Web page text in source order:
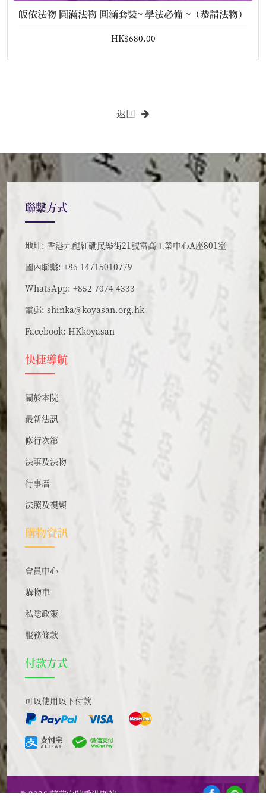
皈依法物 圓滿法物 圓滿套裝~ 學法必備 ~（恭請法物）
HK$680.00
返回
聯繫方式
地址: 香港九龍紅磡民樂街21號富高工業中心A座801室
國內聯繫: +86 14715010779
WhatsApp: +852 7074 4333
電郵: shinka@koyasan.org.hk
Facebook: HKkoyasan
快捷導航
關於本院
最新法訊
修行次第
法事及法物
行事曆
法照及視頻
購物資訊
會員中心
購物車
私隱政策
服務條款
付款方式
可以使用以下付款
© 2026 蓮華定院香港別院